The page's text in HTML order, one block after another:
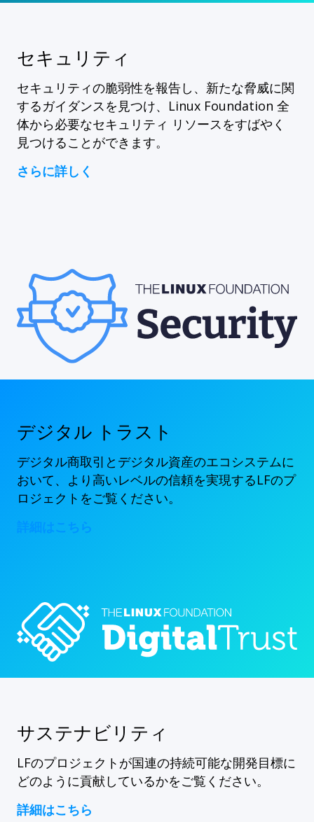
セキュリティ
セキュリティの脆弱性を報告し、新たな脅威に関
するガイダンスを見つけ、Linux Foundation 全
体から必要なセキュリティ リソースをすばやく
見つけることができます。
さらに詳しく
デジタル トラスト
デジタル商取引とデジタル資産のエコシステムに
おいて、より高いレベルの信頼を実現するLFのプ
ロジェクトをご覧ください。
詳細はこちら
サステナビリティ
LFのプロジェクトが国連の持続可能な開発目標に
どのように貢献しているかをご覧ください。
詳細はこちら